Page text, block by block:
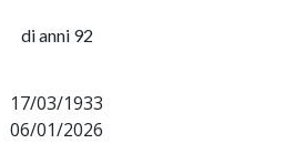
di anni 92
17/03/1933
06/01/2026